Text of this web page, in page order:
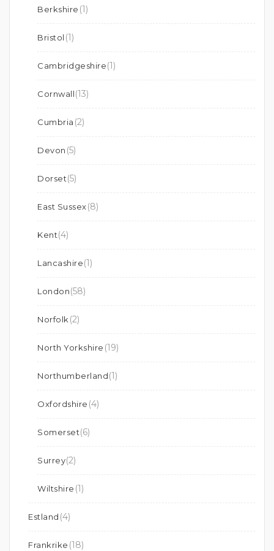
Berkshire (1)
Bristol (1)
Cambridgeshire(1)
Cornwall(13)
Cumbria (2)
Devon (5)
Dorset(5)
East Sussex(8)
Kent(4)
Lancashire(1)
London(58)
Norfolk (2)
North Yorkshire (19)
Northumberland(1)
Oxfordshire (4)
Somerset(6)
Surrey(2)
Wiltshire (1)
Estland (4)
Frankrike (18)